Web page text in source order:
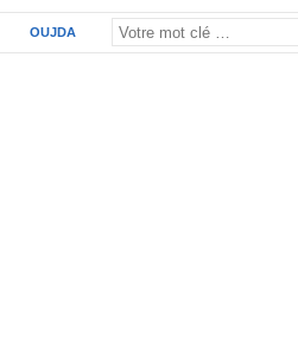
OUJDA